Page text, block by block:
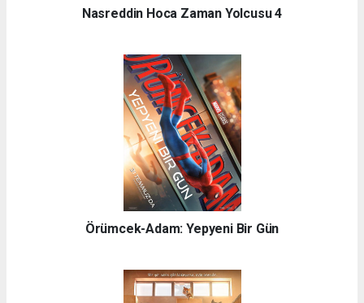
Nasreddin Hoca Zaman Yolcusu 4
Örümcek-Adam: Yepyeni Bir Gün